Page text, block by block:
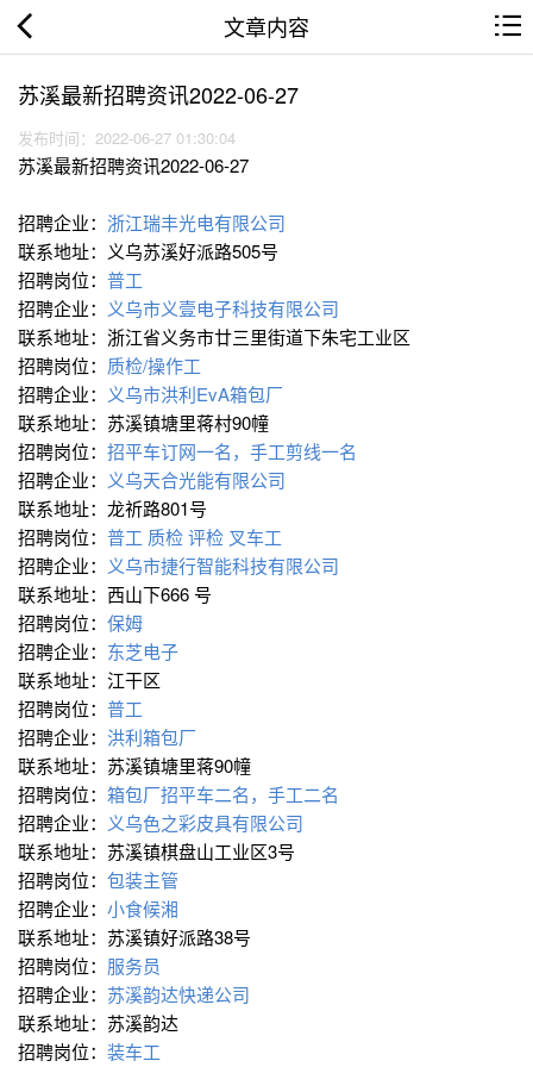
文章内容
苏溪最新招聘资讯2022-06-27
发布时间：2022-06-27 01:30:04
苏溪最新招聘资讯2022-06-27
招聘企业： 浙江瑞丰光电有限公司
联系地址：义乌苏溪好派路505号
招聘岗位： 普工
招聘企业： 义乌市义壹电子科技有限公司
联系地址：浙江省义务市廿三里街道下朱宅工业区
招聘岗位： 质检/操作工
招聘企业： 义乌市洪利EvA箱包厂
联系地址：苏溪镇塘里蒋村90幢
招聘岗位： 招平车订网一名，手工剪线一名
招聘企业： 义乌天合光能有限公司
联系地址：龙祈路801号
招聘岗位： 普工 质检 评检 叉车工
招聘企业： 义乌市捷行智能科技有限公司
联系地址：西山下666 号
招聘岗位： 保姆
招聘企业： 东芝电子
联系地址：江干区
招聘岗位： 普工
招聘企业： 洪利箱包厂
联系地址：苏溪镇塘里蒋90幢
招聘岗位： 箱包厂招平车二名，手工二名
招聘企业： 义乌色之彩皮具有限公司
联系地址：苏溪镇棋盘山工业区3号
招聘岗位： 包装主管
招聘企业： 小食候湘
联系地址：苏溪镇好派路38号
招聘岗位： 服务员
招聘企业： 苏溪韵达快递公司
联系地址：苏溪韵达
招聘岗位： 装车工